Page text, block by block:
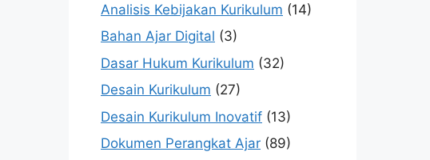
Analisis Kebijakan Kurikulum (14)
Bahan Ajar Digital (3)
Dasar Hukum Kurikulum (32)
Desain Kurikulum (27)
Desain Kurikulum Inovatif (13)
Dokumen Perangkat Ajar (89)